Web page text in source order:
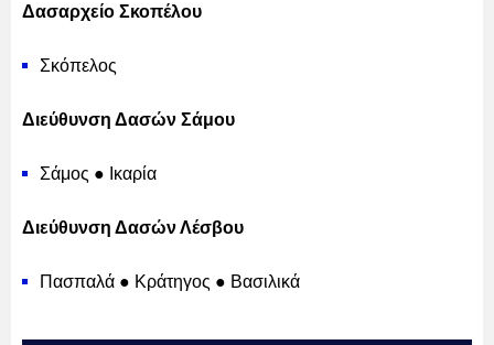
Δασαρχείο Σκοπέλου
Σκόπελος
Διεύθυνση Δασών Σάμου
Σάμος ● Ικαρία
Διεύθυνση Δασών Λέσβου
Πασπαλά ● Κράτηγος ● Βασιλικά